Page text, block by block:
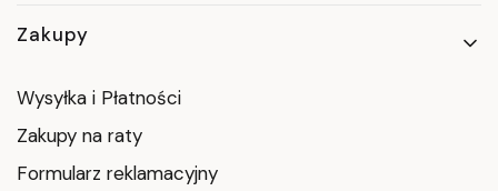
Zakupy
Wysyłka i Płatności
Zakupy na raty
Formularz reklamacyjny